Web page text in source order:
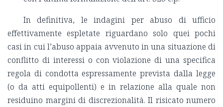
In definitiva, le indagini per abuso di ufficio
effettivamente espletate riguardano solo quei pochi
casi in cui l’abuso appaia avvenuto in una situazione di
conflitto di interessi o con violazione di una specifica
regola di condotta espressamente prevista dalla legge
(o da atti equipollenti) e in relazione alla quale non
residuino margini di discrezionalità. Il risicato numero